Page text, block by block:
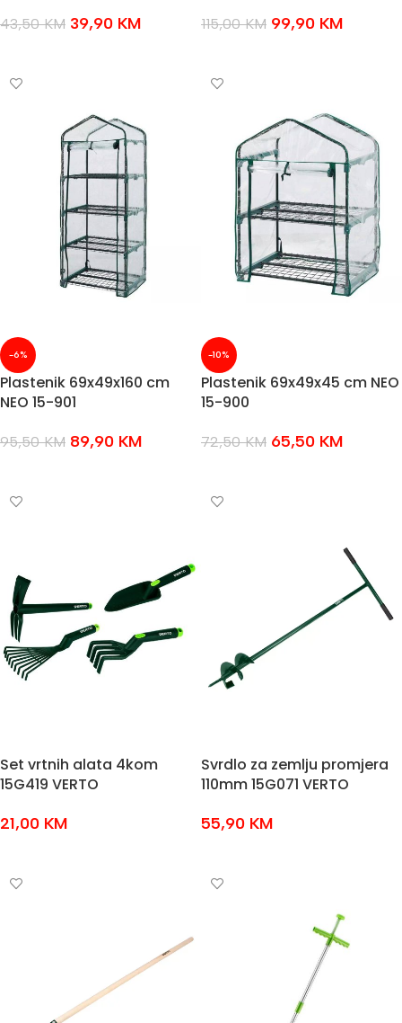
43,50KM 39,90 KM 115,00KM 99,90 KM
-6%
Plastenik 69x49x160 cm
NEO 15-901
95,50KM 89,90 KM
-10%
Plastenik 69x49x45 cm NEO
15-900
72,50KM 65,50 KM
Set vrtnih alata 4kom
15G419 VERTO
21,00 KM
Svrdlo za zemlju promjera
110mm 15G071 VERTO
55,90 KM